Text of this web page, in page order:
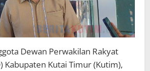
Dewan Perwakilan Rakyat
Kabupaten Kutai Timur (Kutim),